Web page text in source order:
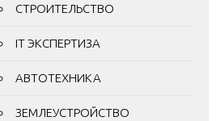
СТРОИТЕЛЬСТВО
IT ЭКСПЕРТИЗА
АВТОТЕХНИКА
ЗЕМЛЕУСТРОЙСТВО